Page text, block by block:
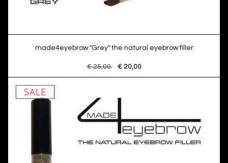
made4eyebrow "Grey" the natural eyebrow filler
€ 25,00 € 20,00
SALE